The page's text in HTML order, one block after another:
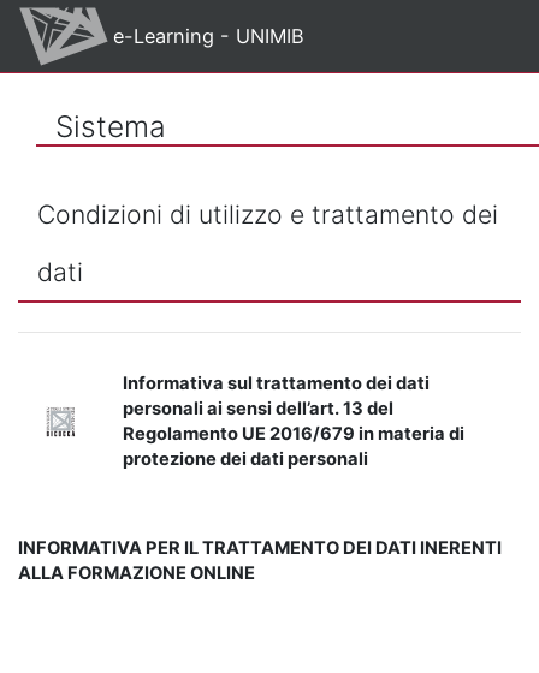
Vai al contenuto principale
e-Learning - UNIMIB
Sistema
Condizioni di utilizzo e trattamento dei
dati
Informativa sul trattamento dei dati
personali ai sensi dell’art. 13 del
Regolamento UE 2016/679 in materia di
protezione dei dati personali
INFORMATIVA PER IL TRATTAMENTO DEI DATI INERENTI
ALLA FORMAZIONE ONLINE